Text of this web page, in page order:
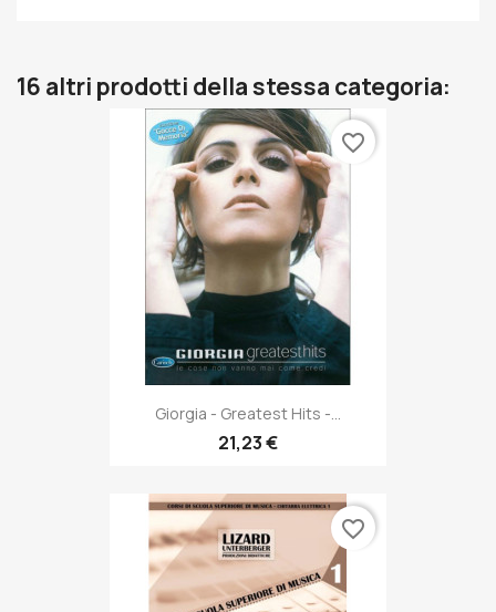
16 altri prodotti della stessa categoria:
Giorgia - Greatest Hits -...
21,23 €
favorite_border
favorite_border